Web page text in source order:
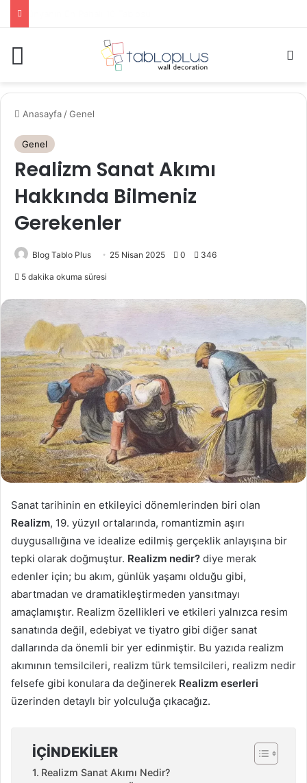
Anasayfa /Genel
Genel
Realizm Sanat Akımı
Hakkında Bilmeniz
Gerekenler
Blog Tablo Plus 25 Nisan 2025 0 346
5 dakika okuma süresi
Sanat tarihinin en etkileyici dönemlerinden biri olan
Realizm, 19. yüzyıl ortalarında, romantizmin aşırı
duygusallığına ve idealize edilmiş gerçeklik anlayışına bir
tepki olarak doğmuştur. Realizm nedir? diye merak
edenler için; bu akım, günlük yaşamı olduğu gibi,
abartmadan ve dramatikleştirmeden yansıtmayı
amaçlamıştır. Realizm özellikleri ve etkileri yalnızca resim
sanatında değil, edebiyat ve tiyatro gibi diğer sanat
dallarında da önemli bir yer edinmiştir. Bu yazıda realizm
akımının temsilcileri, realizm türk temsilcileri, realizm nedir
felsefe gibi konulara da değinerek Realizm eserleri
üzerinden detaylı bir yolculuğa çıkacağız.
İÇINDEKILER
Realizm Sanat Akımı Nedir?